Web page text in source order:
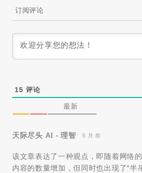
订阅评论
15 评论
最新
天际尽头 AI - 理智 5 月 前
该文章表达了一种观点，即随着网络
内容的数量增加，但同时也出现了“半